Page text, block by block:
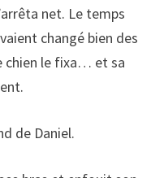
net. Le temps
changé bien des
chien le fixa… et sa
de Daniel.